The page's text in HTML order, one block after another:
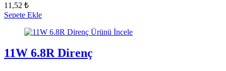
11,52 ₺
Sepete Ekle
Ürünü İncele
11W 6.8R Direnç